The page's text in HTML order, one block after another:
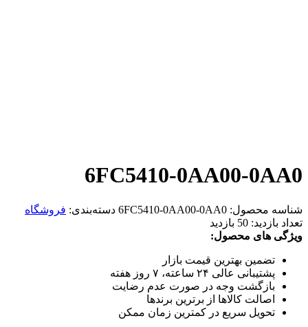
6FC5410-0AA00-0AA0
شناسه محصول: 6FC5410-0AA00-0AA0 دسته‌بندی: فروشگاه
تعداد بازدید: 50 بازدید
ویژگی های محصول:
تضمین بهترین قیمت بازار
پشتیبانی عالی ۲۴ ساعته، ۷ روز هفته
بازگشت وجه در صورت عدم رضایت
اصالت کالاها از برترین برندها
تحویل سریع در کمترین زمان ممکن